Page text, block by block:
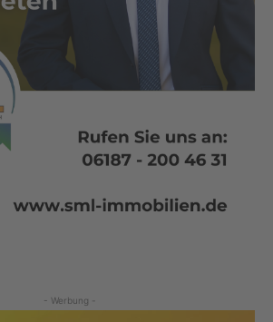
- Werbung -